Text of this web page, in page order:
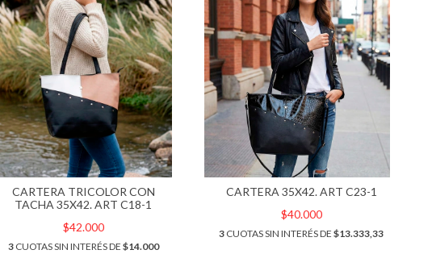
CARTERA TRICOLOR CON
TACHA 35X42. ART C18-1
$42.000
3CUOTAS SIN INTERÉS DE $14.000
CARTERA 35X42. ART C23-1
$40.000
3 CUOTAS SIN INTERÉS DE$13.333,33